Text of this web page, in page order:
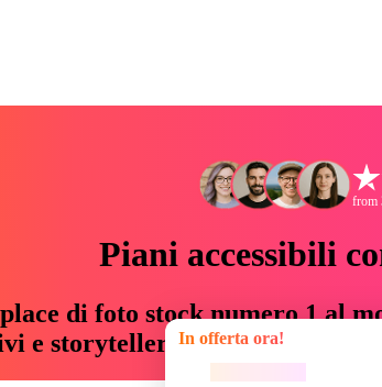
from
Piani accessibili
di foto stock numero 1 al
e storyteller risorse creative
In offerta ora!